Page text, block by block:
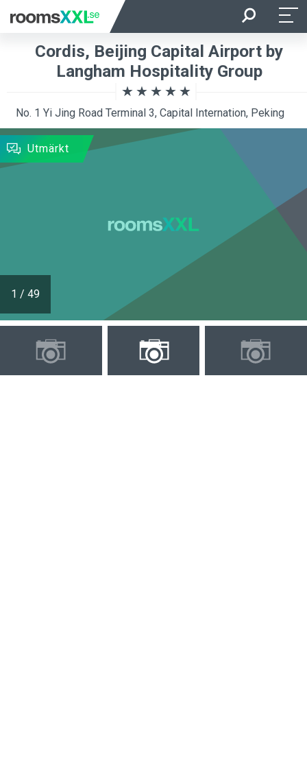
Beläggning Rum
SÖKNING
Cordis, Beijing Capital Airport by
Langham Hospitality Group
No. 1 Yi Jing Road Terminal 3, Capital Internation, Peking
1 / 49
Utmärkt